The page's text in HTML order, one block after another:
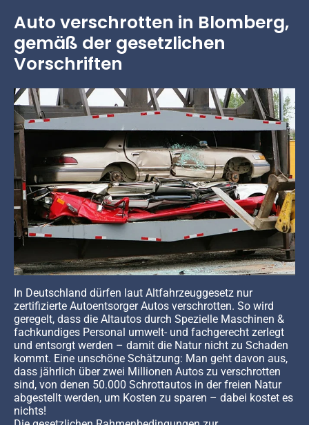
Auto verschrotten in Blomberg,
gemäß der gesetzlichen
Vorschriften
In Deutschland dürfen laut Altfahrzeuggesetz nur
zertifizierte Autoentsorger Autos verschrotten. So wird
geregelt, dass die Altautos durch Spezielle Maschinen &
fachkundiges Personal umwelt- und fachgerecht zerlegt
und entsorgt werden – damit die Natur nicht zu Schaden
kommt. Eine unschöne Schätzung: Man geht davon aus,
dass jährlich über zwei Millionen Autos zu verschrotten
sind, von denen 50.000 Schrottautos in der freien Natur
abgestellt werden, um Kosten zu sparen – dabei kostet es
nichts!